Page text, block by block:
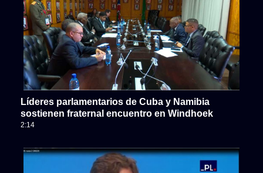
Líderes parlamentarios de Cuba y Namibia
sostienen fraternal encuentro en Windhoek
2:14